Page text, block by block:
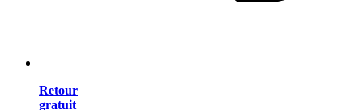
Retour
gratuit